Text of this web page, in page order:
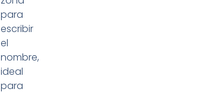
para
escribir
el
nombre,
ideal
para